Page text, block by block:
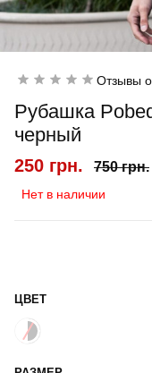
Отзывы
Рубашка
черный
250 грн. 750 грн.
Нет в наличии
ЦВЕТ